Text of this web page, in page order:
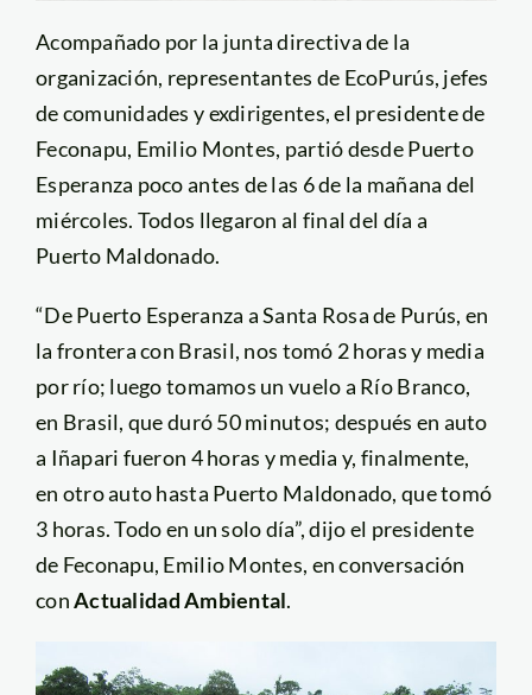
Acompañado por la junta directiva de la
organización, representantes de EcoPurús, jefes
de comunidades y exdirigentes, el presidente de
Feconapu, Emilio Montes, partió desde Puerto
Esperanza poco antes de las 6 de la mañana del
miércoles. Todos llegaron al final del día a
Puerto Maldonado.
“De Puerto Esperanza a Santa Rosa de Purús, en
la frontera con Brasil, nos tomó 2 horas y media
por río; luego tomamos un vuelo a Río Branco,
en Brasil, que duró 50 minutos; después en auto
a Iñapari fueron 4 horas y media y, finalmente,
en otro auto hasta Puerto Maldonado, que tomó
3 horas. Todo en un solo día”, dijo el presidente
de Feconapu, Emilio Montes, en conversación
conActualidad Ambiental.